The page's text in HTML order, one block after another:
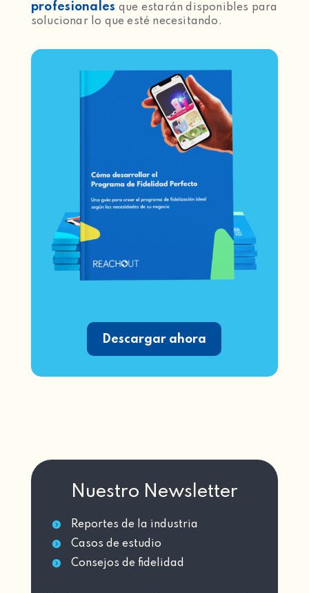
profesionales que estarán disponibles para
solucionar lo que esté necesitando.
Descargar ahora
Nuestro Newsletter
 Reportes de la industria
 Casos de estudio
 Consejos de fidelidad